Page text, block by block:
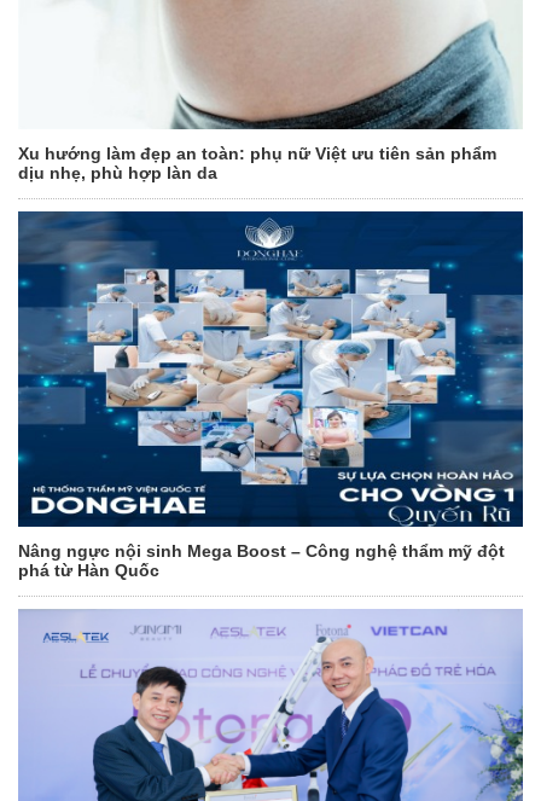
Xu hướng làm đẹp an toàn: phụ nữ Việt ưu tiên sản phẩm
dịu nhẹ, phù hợp làn da
Nâng ngực nội sinh Mega Boost – Công nghệ thẩm mỹ đột
phá từ Hàn Quốc